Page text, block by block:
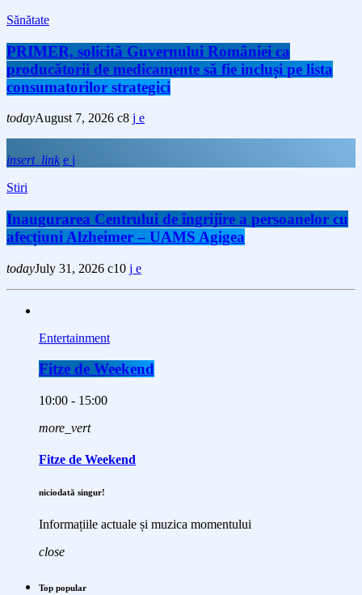
Sănătate
PRIMER, solicită Guvernului României ca
producătorii de medicamente să fie incluși pe lista
consumatorilor strategici
todayAugust 7, 2026 8
insert_link
Stiri
Inaugurarea Centrului de îngrijire a persoanelor cu
afecțiuni Alzheimer – UAMS Agigea
todayJuly 31, 2026 10
Entertainment
Fitze de Weekend
10:00 - 15:00
more_vert
Fitze de Weekend
niciodată singur!
Informațiile actuale și muzica momentului
close
Top popular